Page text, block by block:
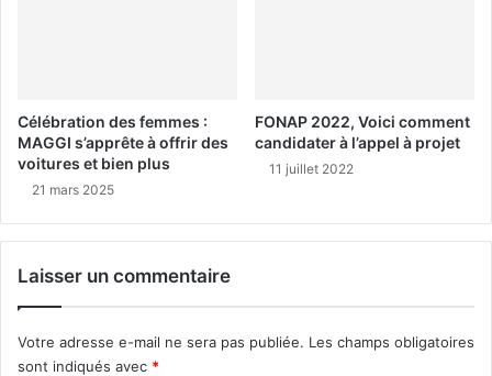
Célébration des femmes :
MAGGI s’apprête à offrir des
voitures et bien plus
21 mars 2025
FONAP 2022, Voici comment
candidater à l’appel à projet
11 juillet 2022
Laisser un commentaire
Votre adresse e-mail ne sera pas publiée. Les champs obligatoires
sont indiqués avec *